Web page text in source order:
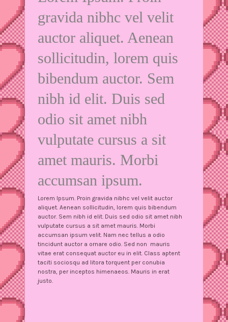
gravida nibhc vel velit
auctor aliquet. Aenean
sollicitudin, lorem quis
bibendum auctor. Sem
nibh id elit. Duis sed
odio sit amet nibh
vulputate cursus a sit
amet mauris. Morbi
accumsan ipsum.
Lorem Ipsum. Proin gravida nibhc vel velit auctor
aliquet. Aenean sollicitudin, lorem quis bibendum
auctor. Sem nibh id elit. Duis sed odio sit amet nibh
vulputate cursus a sit amet mauris. Morbi
accumsan ipsum velit. Nam nec tellus a odio
tincidunt auctor a ornare odio. Sed non mauris
vitae erat consequat auctor eu in elit. Class aptent
taciti sociosqu ad litora torquent per conubia
nostra, per inceptos himenaeos. Mauris in erat
justo.